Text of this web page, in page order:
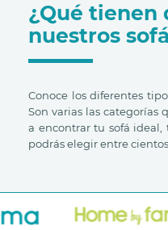
¿Qué tienen
nuestros
Conoce los diferentes
Son varias las categorías
a encontrar tu sofá ideal,
podrás elegir entre